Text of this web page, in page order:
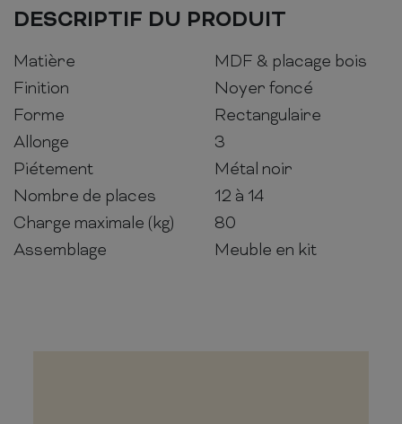
DESCRIPTIF DU PRODUIT
Matière
MDF & placage bois
Finition
Noyer foncé
Forme
Rectangulaire
Allonge
3
Piétement
Métal noir
Nombre de places
12 à 14
Charge maximale (kg)
80
Assemblage
Meuble en kit